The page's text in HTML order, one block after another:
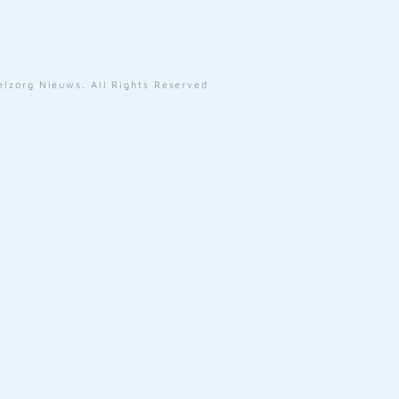
Nieuws. All Rights Reserved